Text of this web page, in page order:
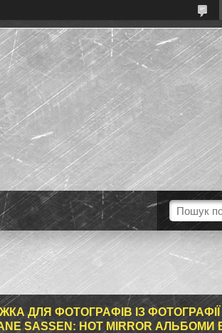
ДЛЯ ФОТОГРАФІВ ІЗ
SASSEN: HOT MIRROR